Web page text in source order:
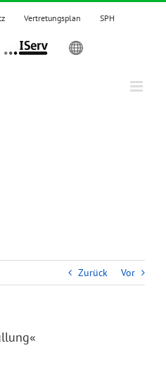
Vertretungsplan SPH
IServ English
Zurück Vor